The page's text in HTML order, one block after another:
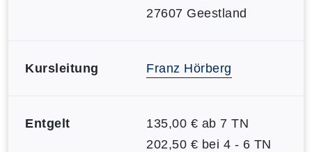
27607 Geestland
Kursleitung Franz Hörberg
Entgelt
135,00 € ab 7 TN
202,50 € bei 4 - 6 TN